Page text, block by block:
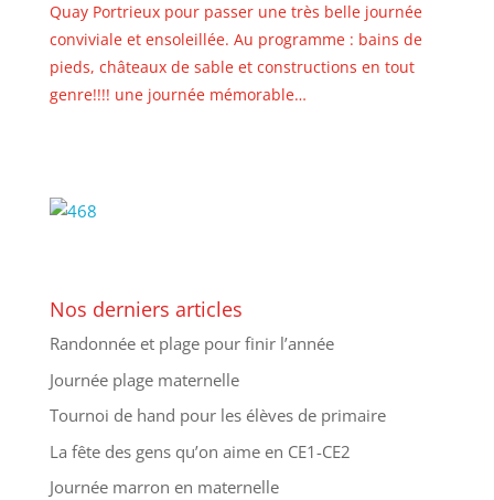
Quay Portrieux pour passer une très belle journée
conviviale et ensoleillée. Au programme : bains de
pieds, châteaux de sable et constructions en tout
genre!!!! une journée mémorable…
Nos derniers articles
Randonnée et plage pour finir l’année
Journée plage maternelle
Tournoi de hand pour les élèves de primaire
La fête des gens qu’on aime en CE1-CE2
Journée marron en maternelle